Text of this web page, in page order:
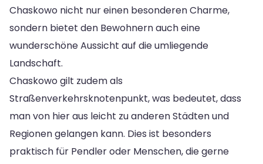
Chaskowo nicht nur einen besonderen Charme,
sondern bietet den Bewohnern auch eine
wunderschöne Aussicht auf die umliegende
Landschaft.
Chaskowo gilt zudem als
Straßenverkehrsknotenpunkt, was bedeutet, dass
man von hier aus leicht zu anderen Städten und
Regionen gelangen kann. Dies ist besonders
praktisch für Pendler oder Menschen, die gerne